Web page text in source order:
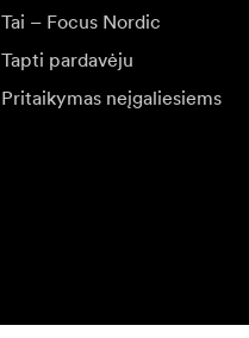
Tai – Focus Nordic
Tapti pardavėju
Pritaikymas neįgaliesiems